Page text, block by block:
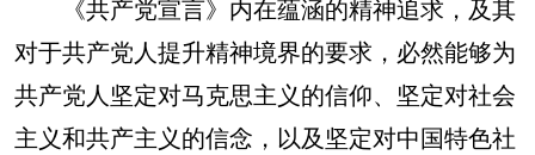
《共产党宣言》内在蕴涵的精神追求，及其
对于共产党人提升精神境界的要求，必然能够为
共产党人坚定对马克思主义的信仰、坚定对社会
主义和共产主义的信念，以及坚定对中国特色社